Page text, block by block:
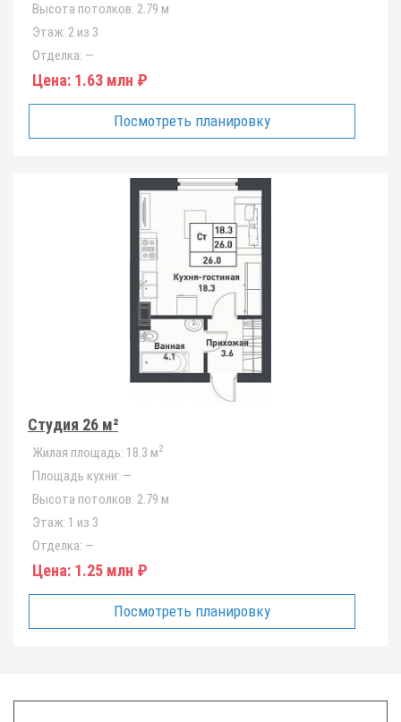
Высота потолков: 2.79 м
Этаж: 2 из 3
Отделка: —
Цена: 1.63 млн ₽
Посмотреть планировку
Студия 26 м²
Жилая площадь: 18.3 м2
Площадь кухни: —
Высота потолков: 2.79 м
Этаж: 1 из 3
Отделка: —
Цена: 1.25 млн ₽
Посмотреть планировку